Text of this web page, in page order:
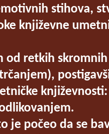
stihova,
književne
od retkih
je počeo da se